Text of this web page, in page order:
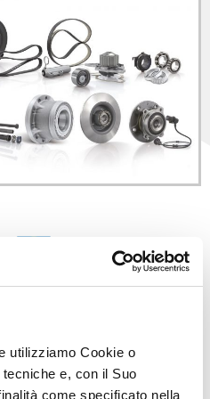
utilizziamo Cookie o
e, con il Suo
come specificato nella
e di innovazione
protagonista di rilievo
e la produzione di